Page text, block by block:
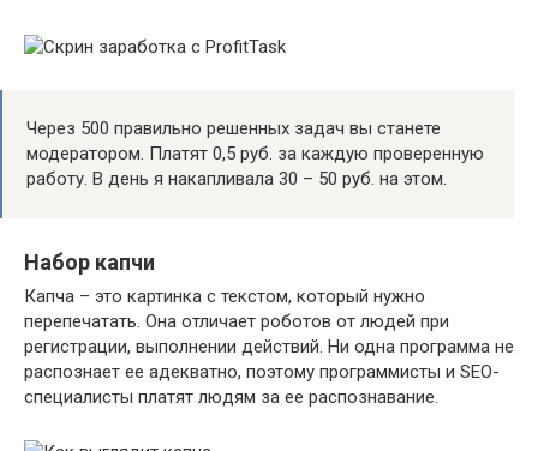
Через 500 правильно решенных задач вы станете
модератором. Платят 0,5 руб. за каждую проверенную
работу. В день я накапливала 30 – 50 руб. на этом.
Набор капчи
Капча – это картинка с текстом, который нужно
перепечатать. Она отличает роботов от людей при
регистрации, выполнении действий. Ни одна программа не
распознает ее адекватно, поэтому программисты и SEO-
специалисты платят людям за ее распознавание.